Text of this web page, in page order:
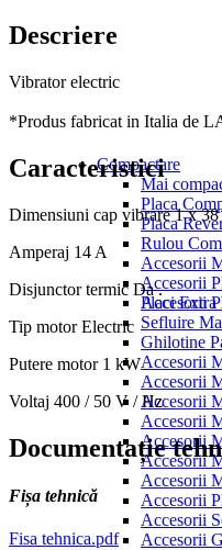
Placi Extra
Sefluire
Ghilotine
Accesorii
Accesorii
Accesorii
Accesorii
Accesorii
Accesorii
Accesorii
Accesorii
Accesorii
Accesorii
Compactare
Mai
Placa
Placa
Rulou
Accesorii
Accesorii
Accesorii
Descriere
Vibrator electric
*Produs fabricat in Italia de
Caracteristici
Dimensiuni cap vibrare1 x
Amperaj 14 A
Disjunctor termic Da .
Tip motorElectric
Putere motor 1 kW
Voltaj 400 / 50 V / Hz
Documentație
Fișa tehnică
Fisa tehnica.pdf